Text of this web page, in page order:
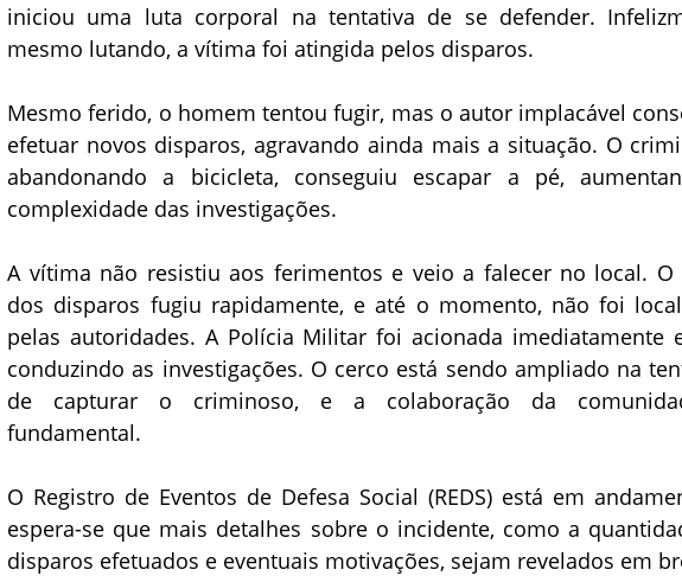
iniciou uma luta corporal na tentativa de se defender.
mesmo lutando, a vítima foi atingida pelos disparos.
Mesmo ferido, o homem tentou fugir, mas o autor implacável
efetuar novos disparos, agravando ainda mais a situação. O
abandonando a bicicleta, conseguiu escapar a pé,
complexidade das investigações.
A vítima não resistiu aos ferimentos e veio a falecer no local. O
dos disparos fugiu rapidamente, e até o momento, não foi
pelas autoridades. A Polícia Militar foi acionada imediatamente
conduzindo as investigações. O cerco está sendo ampliado na
de capturar o criminoso, e a colaboração da
fundamental.
O Registro de Eventos de Defesa Social (REDS) está em
espera-se que mais detalhes sobre o incidente, como a
disparos efetuados e eventuais motivações, sejam revelados em